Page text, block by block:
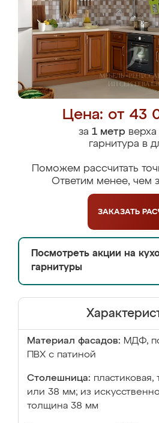
Цена: от 43
за 1 метрверха
гарнитура в
Поможем рассчитать
Ответим менее, чем
ЗАКАЗАТЬ
Посмотреть акции на
гарнитуры
Материал фасадов: МДФ,
ПВХ с патиной
Столешница:
или 38 мм; из
толщина 38 мм